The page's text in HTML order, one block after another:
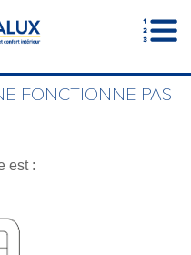
FONCTIONNE PAS
est :